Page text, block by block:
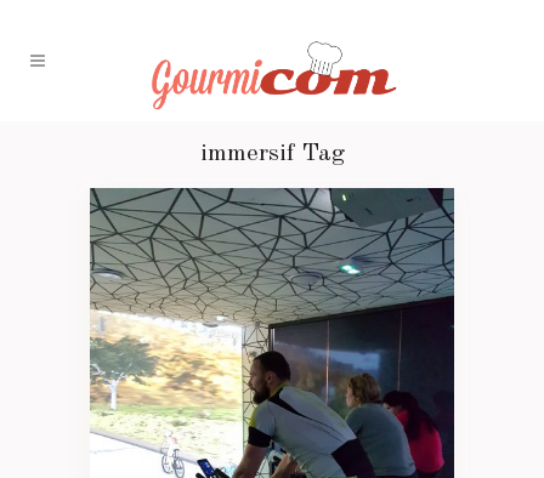
immersif Tag